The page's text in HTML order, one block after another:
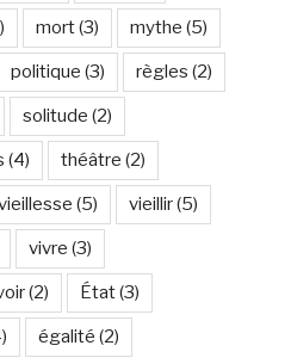
mort(3) mythe (5)
politique (3) règles (2)
solitude (2)
(4) théâtre (2)
(5) vieillir(5)
vivre (3)
(2) État(3)
égalité (2)